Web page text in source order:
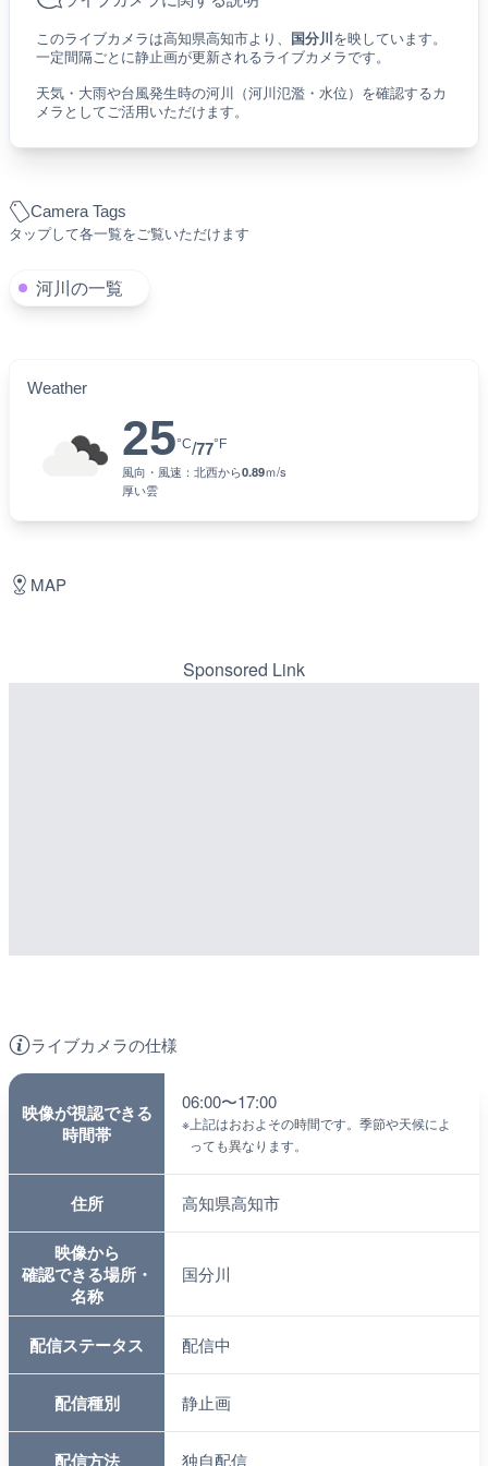
Camera Tags
タップして各一覧をご覧いただけます
河川の一覧
Weather
25°C/77°F
風向・風速： 北西から0.89ｍ/s
厚い雲
このライブカメラは高知県高知市より、 国分川を映しています。
一定間隔ごとに静止画が更新されるライブカメラです。
天気・大雨や台風発生時の河川（河川氾濫・水位）を確認するカ
メラとしてご活用いただけます。
ライブカメラの仕様
映像が視認できる
時間帯
06:00〜17:00
※ 上記はおおよその時間です。季節や天候によ
っても異なります。
住所 高知県高知市
映像から
確認できる場所・
名称
国分川
配信ステータス 配信中
配信種別 静止画
配信方法 独自配信
MAP
Sponsored Link